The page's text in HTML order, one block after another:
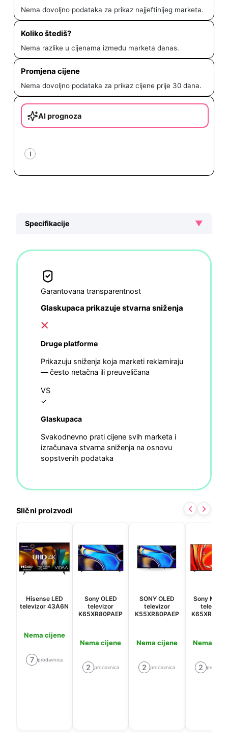
Nema dovoljno podataka za prikaz najjeftinijeg marketa.
Koliko štediš?
Nema razlike u cijenama između marketa danas.
Promjena cijene
Nema dovoljno podataka za prikaz cijene prije 30 dana.
AI prognoza
i
Specifikacije ▼
Garantovana transparentnost
Glaskupaca prikazuje stvarna sniženja
Druge platforme
Prikazuju sniženja koja marketi reklamiraju
— često netačna ili preuveličana
VS
✓
Glaskupaca
Svakodnevno prati cijene svih marketa i
izračunava stvarna sniženja na osnovu
sopstvenih podataka
Slični proizvodi
Hisense LED
televizor 43A6N
Nema cijene
7 prodavnica
Sony OLED
televizor
K65XR80PAEP
Nema cijene
2 prodavnica
SONY OLED
televizor
K55XR80PAEP
Nema cijene
2 prodavnica
Sony
televizor
Nema
2